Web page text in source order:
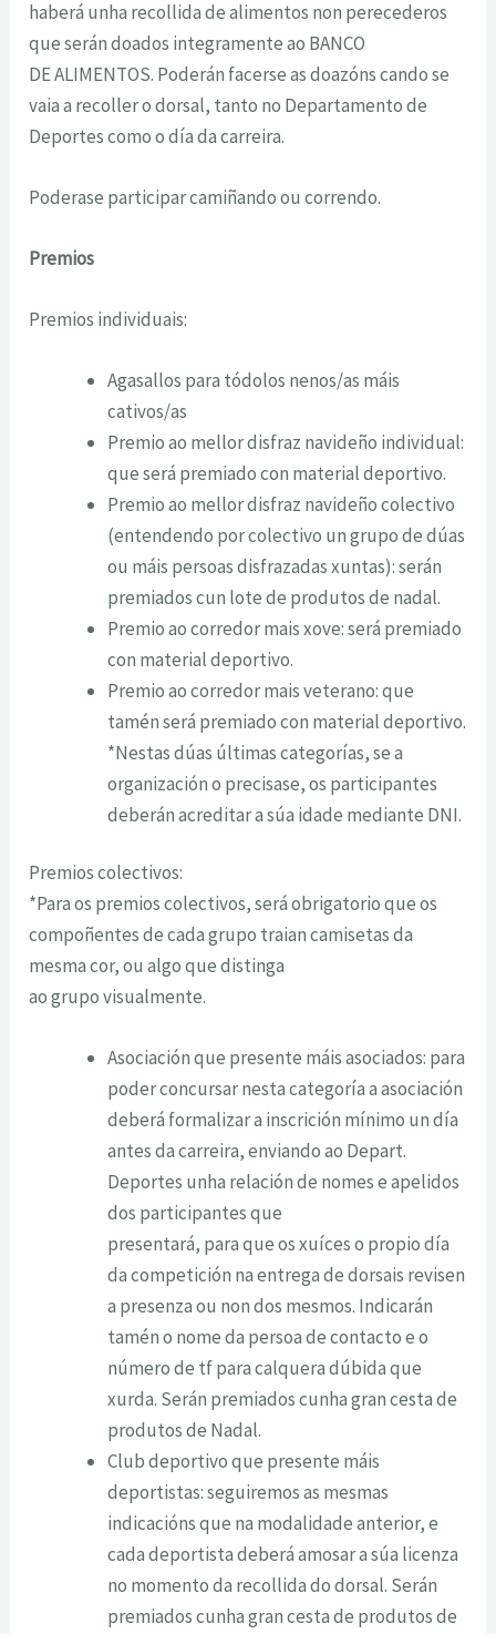
haberá unha recollida de alimentos non perecederos
que serán doados integramente ao BANCO
DE ALIMENTOS. Poderán facerse as doazóns cando se
vaia a recoller o dorsal, tanto no Departamento de
Deportes como o día da carreira.
Poderase participar camiñando ou correndo.
Premios
Premios individuais:
Agasallos para tódolos nenos/as máis
cativos/as
Premio ao mellor disfraz navideño individual:
que será premiado con material deportivo.
Premio ao mellor disfraz navideño colectivo
(entendendo por colectivo un grupo de dúas
ou máis persoas disfrazadas xuntas): serán
premiados cun lote de produtos de nadal.
Premio ao corredor mais xove: será premiado
con material deportivo.
Premio ao corredor mais veterano: que
tamén será premiado con material deportivo.
*Nestas dúas últimas categorías, se a
organización o precisase, os participantes
deberán acreditar a súa idade mediante DNI.
Premios colectivos:
*Para os premios colectivos, será obrigatorio que os
compoñentes de cada grupo traian camisetas da
mesma cor, ou algo que distinga
ao grupo visualmente.
Asociación que presente máis asociados: para
poder concursar nesta categoría a asociación
deberá formalizar a inscrición mínimo un día
antes da carreira, enviando ao Depart.
Deportes unha relación de nomes e apelidos
dos participantes que
presentará, para que os xuíces o propio día
da competición na entrega de dorsais revisen
a presenza ou non dos mesmos. Indicarán
tamén o nome da persoa de contacto e o
número de tf para calquera dúbida que
xurda. Serán premiados cunha gran cesta de
produtos de Nadal.
Club deportivo que presente máis
deportistas: seguiremos as mesmas
indicacións que na modalidade anterior, e
cada deportista deberá amosar a súa licenza
no momento da recollida do dorsal. Serán
premiados cunha gran cesta de produtos de